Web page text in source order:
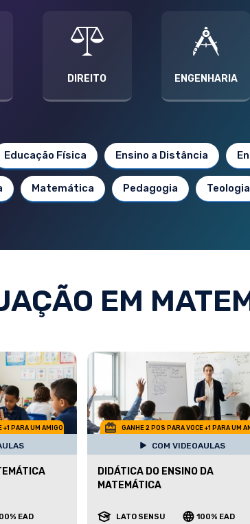
DIREITO ENGENHARIA
Educação Física Ensino a Distância
Matemática Pedagogia Teologia
EM
+1 PARA UM AMIGO
EAD
GANHE 2 POS PARA VOCE +1 PARA UM
COM VIDEOAULAS
DIDÁTICA DO ENSINO DA
MATEMÁTICA
LATO SENSU 100% EAD